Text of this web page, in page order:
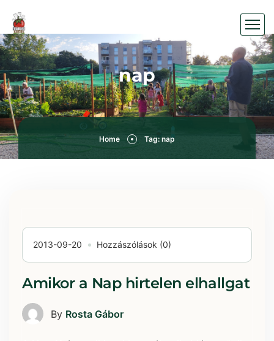
nap
Home Tag: nap
2013-09-20 Hozzászólások (0)
Amikor a Nap hirtelen elhallgat
By Rosta Gábor